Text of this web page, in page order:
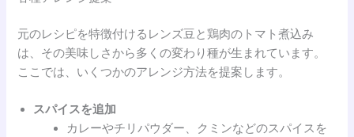
元のレシピを特徴付けるレンズ豆と鶏肉のトマト煮込み
は、その美味しさから多くの変わり種が生まれています。
ここでは、いくつかのアレンジ方法を提案します。
スパイスを追加
カレーやチリパウダー、クミンなどのスパイスを